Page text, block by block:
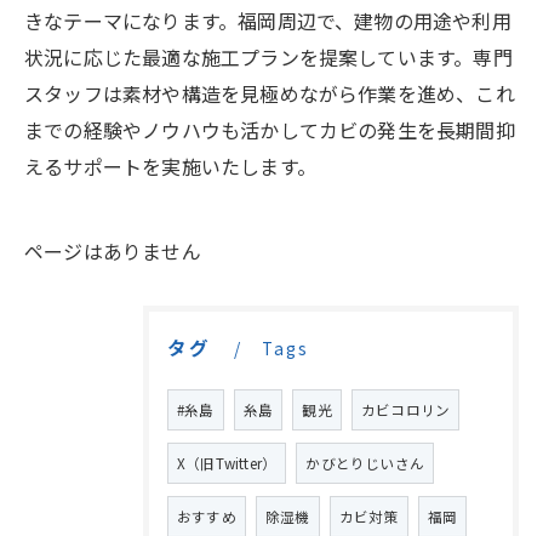
きなテーマになります。福岡周辺で、建物の用途や利用
状況に応じた最適な施工プランを提案しています。専門
スタッフは素材や構造を見極めながら作業を進め、これ
までの経験やノウハウも活かしてカビの発生を長期間抑
えるサポートを実施いたします。
ページはありません
タグ Tags
#糸島 糸島 観光 カビコロリン
X（旧Twitter） かびとりじいさん
おすすめ 除湿機 カビ対策 福岡